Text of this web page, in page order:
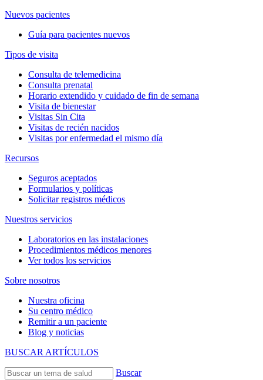
Nuevos pacientes
Guía para pacientes nuevos
Tipos de visita
Consulta de telemedicina
Consulta prenatal
Horario extendido y cuidado de fin de semana
Visita de bienestar
Visitas Sin Cita
Visitas de recién nacidos
Visitas por enfermedad el mismo día
Recursos
Seguros aceptados
Formularios y políticas
Solicitar registros médicos
Nuestros servicios
Laboratorios en las instalaciones
Procedimientos médicos menores
Ver todos los servicios
Sobre nosotros
Nuestra oficina
Su centro médico
Remitir a un paciente
Blog y noticias
BUSCAR ARTÍCULOS
Buscar